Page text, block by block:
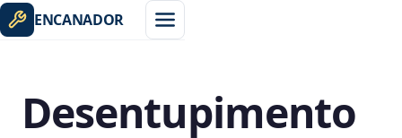
ENCANADOR
Desentupimento